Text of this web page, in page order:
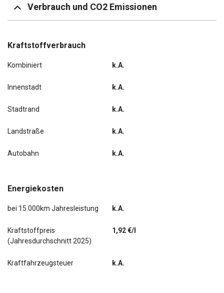
Verbrauch und CO2 Emissionen
Kraftstoffverbrauch
Kombiniert k.A.
Innenstadt k.A.
Stadtrand k.A.
Landstraße k.A.
Autobahn k.A.
Energiekosten
bei 15.000km Jahresleistung k.A.
Kraftstoffpreis
(Jahresdurchschnitt 2025)
1,92 €/l
Kraftfahrzeugsteuer k.A.